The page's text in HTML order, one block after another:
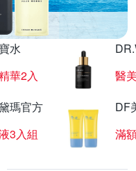
水
華2入
醫
瑪官方
3入組
DF
滿